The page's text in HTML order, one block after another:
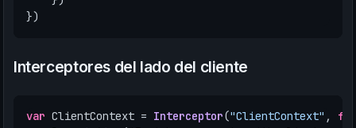
})
Interceptores del lado del cliente
var ClientContext = Interceptor("ClientContext" ,